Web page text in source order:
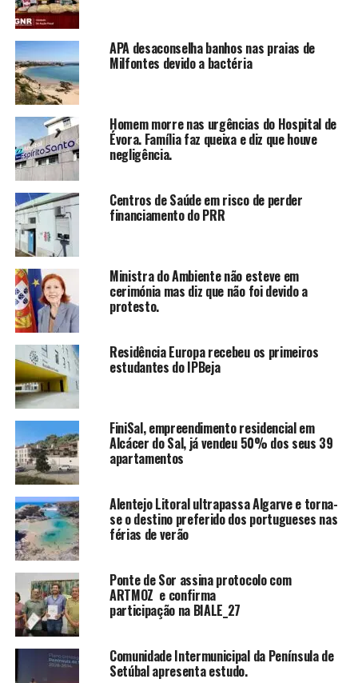
APA desaconselha banhos nas praias de
Milfontes devido a bactéria
Homem morre nas urgências do Hospital de
Évora. Família faz queixa e diz que houve
negligência.
Centros de Saúde em risco de perder
financiamento do PRR
Ministra do Ambiente não esteve em
cerimónia mas diz que não foi devido a
protesto.
Residência Europa recebeu os primeiros
estudantes do IPBeja
FiniSal, empreendimento residencial em
Alcácer do Sal, já vendeu 50% dos seus 39
apartamentos
Alentejo Litoral ultrapassa Algarve e torna-
se o destino preferido dos portugueses nas
férias de verão
Ponte de Sor assina protocolo com
ARTMOZ e confirma
participação na BIALE_27
Comunidade Intermunicipal da Península de
Setúbal apresenta estudo.